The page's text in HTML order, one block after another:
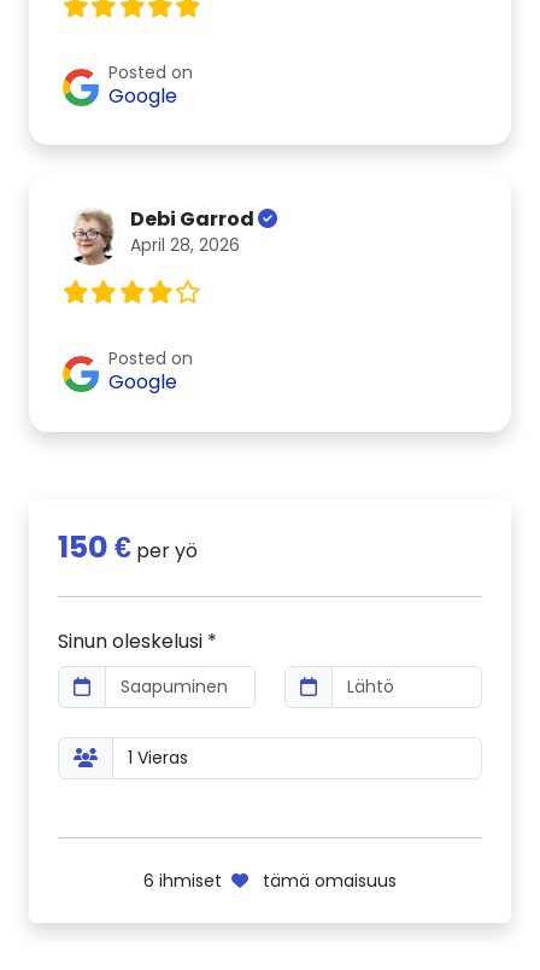
Posted on
Google
Debi Garrod
April 28, 2026
Posted on
Google
150 € per yö
Sinun oleskelusi *
6 ihmiset tämä omaisuus